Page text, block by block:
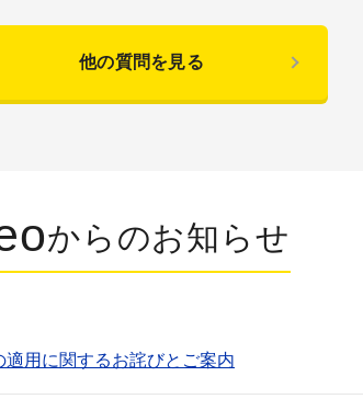
他の質問を見る
からのお知らせ
用に関するお詫びとご案内